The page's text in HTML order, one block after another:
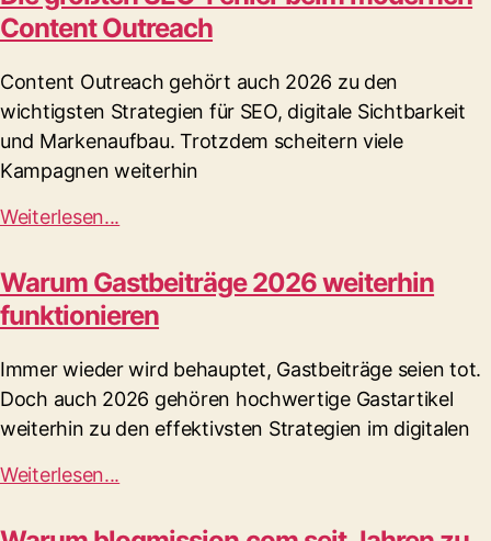
Content Outreach
Content Outreach gehört auch 2026 zu den
wichtigsten Strategien für SEO, digitale Sichtbarkeit
und Markenaufbau. Trotzdem scheitern viele
Kampagnen weiterhin
Weiterlesen...
Warum Gastbeiträge 2026 weiterhin
funktionieren
Immer wieder wird behauptet, Gastbeiträge seien tot.
Doch auch 2026 gehören hochwertige Gastartikel
weiterhin zu den effektivsten Strategien im digitalen
Weiterlesen...